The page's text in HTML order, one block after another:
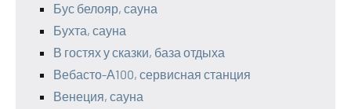
Бус белояр, сауна
Бухта, сауна
В гостях у сказки, база отдыха
Вебасто-А100, сервисная станция
Венеция, сауна